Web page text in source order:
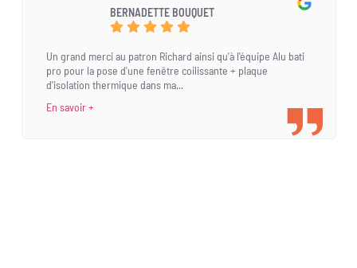
BERNADETTE BOUQUET
Un grand merci au patron Richard ainsi qu'à l'équipe Alu bati
pro pour la pose d'une fenêtre coilissante + plaque
d'isolation thermique dans ma...
En savoir +